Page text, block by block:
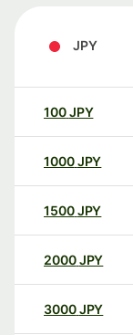
JPY
100JPY
1000JPY
1500JPY
2000JPY
3000JPY